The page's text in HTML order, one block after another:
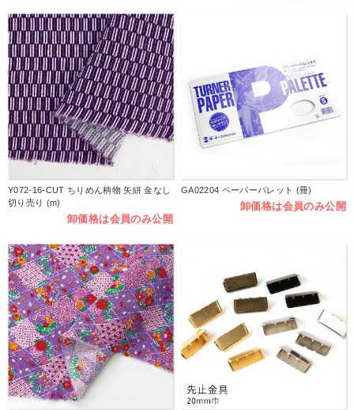
Y072-16-CUT ちりめん柄物 矢絣 金なし
切り売り (m)
卸価格は会員のみ公開
GA02204 ペーパーパレット (冊)
卸価格は会員のみ公開